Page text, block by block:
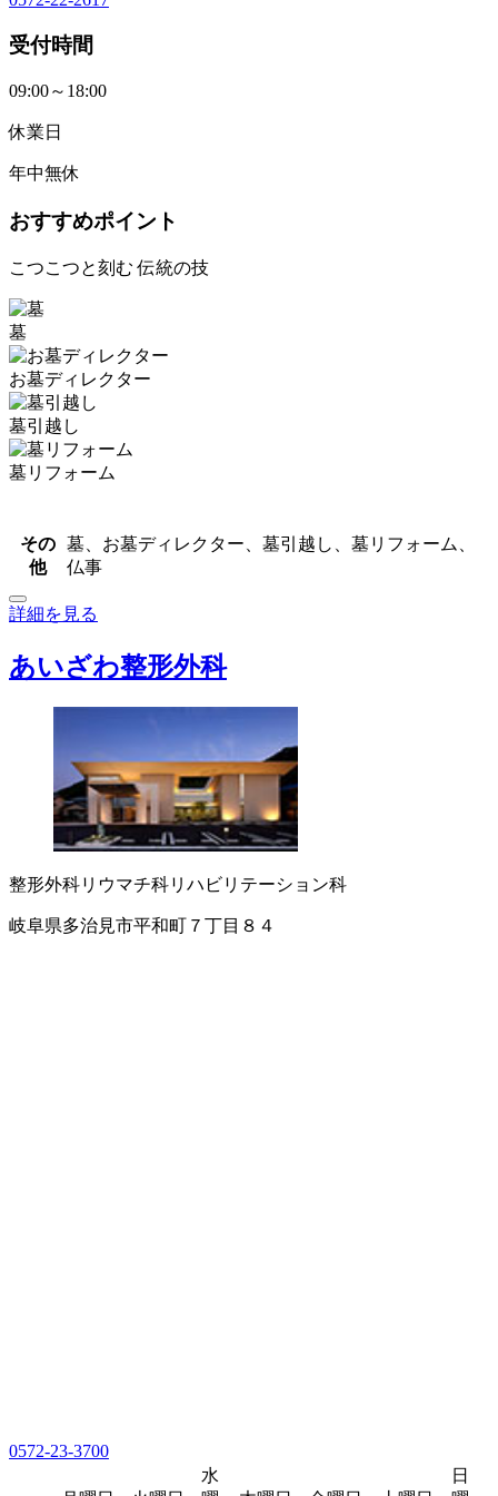
受付時間
09:00～18:00
休業日
年中無休
おすすめポイント
こつこつと刻む 伝統の技
墓
お墓ディレクター
墓引越し
墓リフォーム
その
他
墓、お墓ディレクター、墓引越し、墓リフォーム、
仏事
詳細を見る
あいざわ整形外科
整形外科リウマチ科リハビリテーション科
岐阜県多治見市平和町７丁目８４
0572-23-3700
水
日